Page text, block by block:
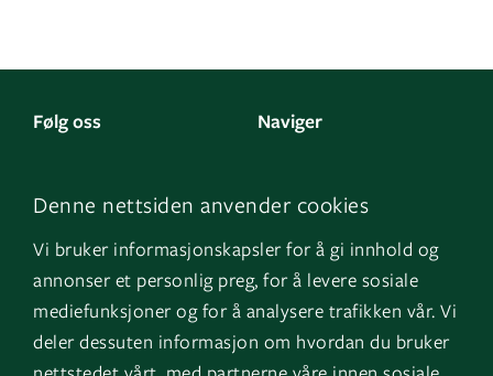
Denne nettsiden anvender cookies
Vi bruker informasjonskapsler for å gi innhold og
annonser et personlig preg, for å levere sosiale
mediefunksjoner og for å analysere trafikken vår. Vi
deler dessuten informasjon om hvordan du bruker
Følg oss
Facebook
Instagram
YouTube
Naviger
Om oss
GK Sverige
GK Danmark